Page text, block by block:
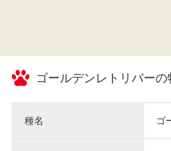
ゴールデンレトリバーの
種名 ゴ